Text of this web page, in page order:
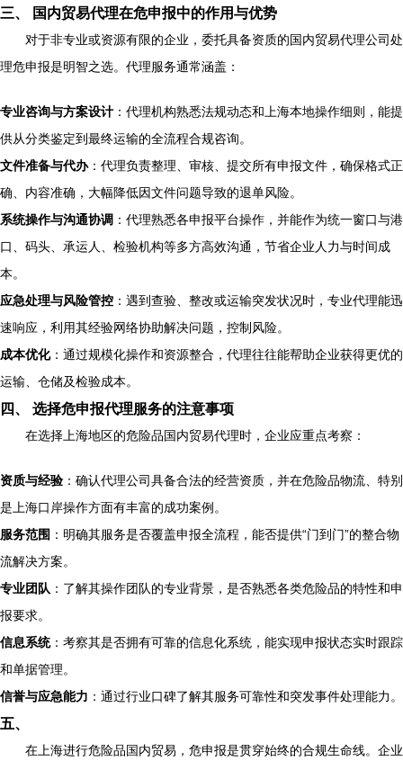
三、 国内贸易代理在危申报中的作用与优势
对于非专业或资源有限的企业，委托具备资质的国内贸易代理公司处
理危申报是明智之选。代理服务通常涵盖：
专业咨询与方案设计 ：代理机构熟悉法规动态和上海本地操作细则，能提
供从分类鉴定到最终运输的全流程合规咨询。
文件准备与代办：代理负责整理、审核、提交所有申报文件，确保格式正
确、内容准确，大幅降低因文件问题导致的退单风险。
系统操作与沟通协调 ：代理熟悉各申报平台操作，并能作为统一窗口与港
口、码头、承运人、检验机构等多方高效沟通，节省企业人力与时间成
本。
应急处理与风险管控 ：遇到查验、整改或运输突发状况时，专业代理能迅
速响应，利用其经验网络协助解决问题，控制风险。
成本优化：通过规模化操作和资源整合，代理往往能帮助企业获得更优的
运输、仓储及检验成本。
四、 选择危申报代理服务的注意事项
在选择上海地区的危险品国内贸易代理时，企业应重点考察：
资质与经验 ：确认代理公司具备合法的经营资质，并在危险品物流、特别
是上海口岸操作方面有丰富的成功案例。
服务范围 ：明确其服务是否覆盖申报全流程，能否提供“门到门”的整合物
流解决方案。
专业团队 ：了解其操作团队的专业背景，是否熟悉各类危险品的特性和申
报要求。
信息系统：考察其是否拥有可靠的信息化系统，能实现申报状态实时跟踪
和单据管理。
信誉与应急能力 ：通过行业口碑了解其服务可靠性和突发事件处理能力。
五、
在上海进行危险品国内贸易，危申报是贯穿始终的合规生命线。企业